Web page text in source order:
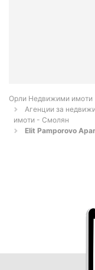
Орли Недвижими имоти
Агенции за
имоти - Смолян
Elit Pamporovo